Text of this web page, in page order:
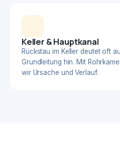
Keller & Hauptkanal
Rückstau im Keller deutet oft
Grundleitung hin. Mit
wir Ursache und Verlauf.